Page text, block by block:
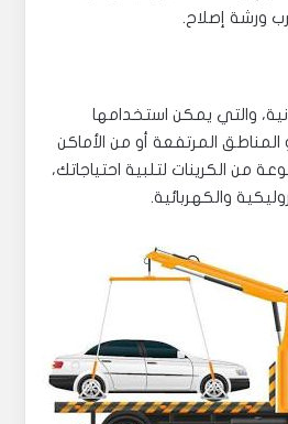
ورشة إصلاح.
والتي يمكن استخدامها
المرتفعة أو من الأماكن
من الكرينات لتلبية احتياجاتك،
والكهربائية.